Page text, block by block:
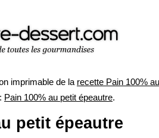
imprimable de la recette Pain 100%
Pain 100% au petit épeautre.
petit épeautre